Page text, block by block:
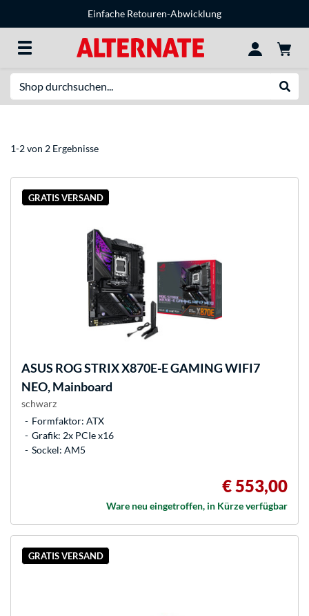
Einfache Retouren-Abwicklung
1-2 von 2 Ergebnisse
GRATIS VERSAND
ASUS ROG STRIX X870E-E GAMING WIFI7
NEO, Mainboard
schwarz
Formfaktor: ATX
Grafik: 2x PCIe x16
Sockel: AM5
€ 553,00
Ware neu eingetroffen, in Kürze verfügbar
GRATIS VERSAND